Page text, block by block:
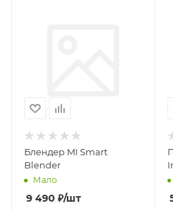
Блендер MI Smart
Blender
Мало
9 490 ₽/шт